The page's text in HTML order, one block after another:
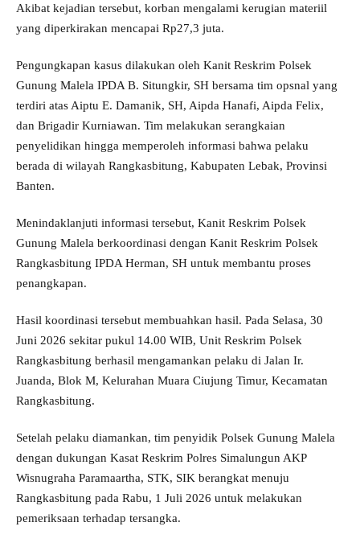
Akibat kejadian tersebut, korban mengalami kerugian materiil
yang diperkirakan mencapai Rp27,3 juta.
Pengungkapan kasus dilakukan oleh Kanit Reskrim Polsek
Gunung Malela IPDA B. Situngkir, SH bersama tim opsnal yang
terdiri atas Aiptu E. Damanik, SH, Aipda Hanafi, Aipda Felix,
dan Brigadir Kurniawan. Tim melakukan serangkaian
penyelidikan hingga memperoleh informasi bahwa pelaku
berada di wilayah Rangkasbitung, Kabupaten Lebak, Provinsi
Banten.
Menindaklanjuti informasi tersebut, Kanit Reskrim Polsek
Gunung Malela berkoordinasi dengan Kanit Reskrim Polsek
Rangkasbitung IPDA Herman, SH untuk membantu proses
penangkapan.
Hasil koordinasi tersebut membuahkan hasil. Pada Selasa, 30
Juni 2026 sekitar pukul 14.00 WIB, Unit Reskrim Polsek
Rangkasbitung berhasil mengamankan pelaku di Jalan Ir.
Juanda, Blok M, Kelurahan Muara Ciujung Timur, Kecamatan
Rangkasbitung.
Setelah pelaku diamankan, tim penyidik Polsek Gunung Malela
dengan dukungan Kasat Reskrim Polres Simalungun AKP
Wisnugraha Paramaartha, STK, SIK berangkat menuju
Rangkasbitung pada Rabu, 1 Juli 2026 untuk melakukan
pemeriksaan terhadap tersangka.